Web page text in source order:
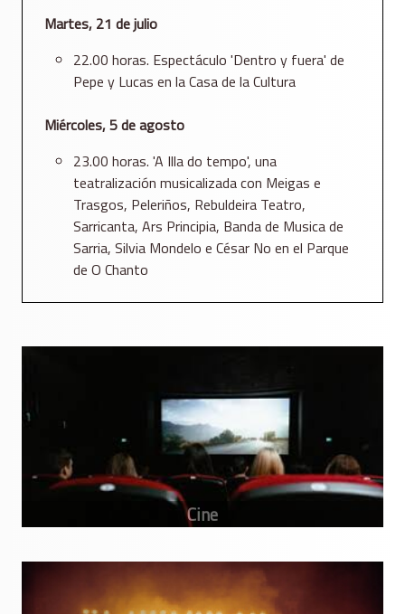
Martes, 21 de julio
22.00 horas. Espectáculo 'Dentro y fuera' de
Pepe y Lucas en la Casa de la Cultura
Miércoles, 5 de agosto
23.00 horas. 'A Illa do tempo', una
teatralización musicalizada con Meigas e
Trasgos, Peleriños, Rebuldeira Teatro,
Sarricanta, Ars Principia, Banda de Musica de
Sarria, Silvia Mondelo e César No en el Parque
de O Chanto